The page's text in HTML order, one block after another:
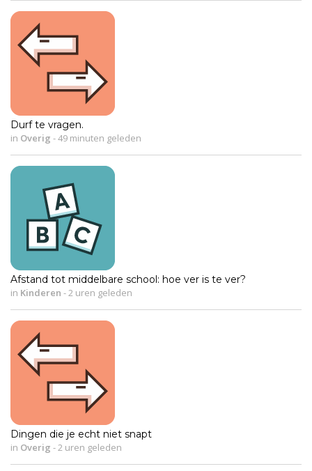
Durf te vragen.
in Overig -49 minuten geleden
Afstand tot middelbare school: hoe ver is te ver?
in Kinderen - 2 uren geleden
Dingen die je echt niet snapt
in Overig - 2 uren geleden